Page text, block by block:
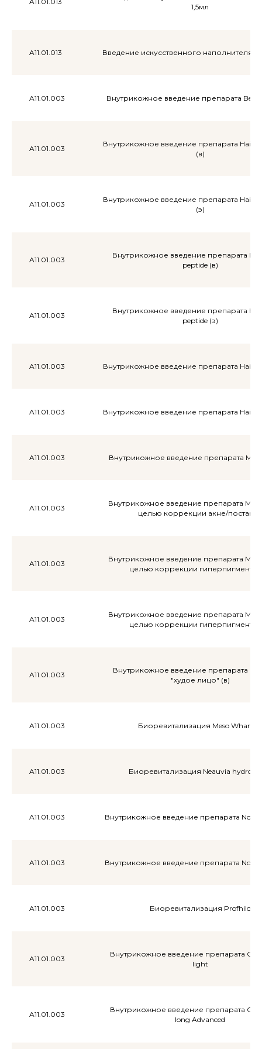
1,5мл
A11.01.013 Введение искусственного наполнителя
A11.01.003 Внутрикожное введение препарата
A11.01.003
Внутрикожное введение препарата Hair X
(в)
A11.01.003
Внутрикожное введение препарата Hair X
(э)
A11.01.003
Внутрикожное введение препарата
peptide (в)
A11.01.003
Внутрикожное введение препарата
peptide (э)
A11.01.003 Внутрикожное введение препарата Hair X
A11.01.003 Внутрикожное введение препарата Hair X
A11.01.003 Внутрикожное введение препарата
A11.01.003
Внутрикожное введение препарата
целью коррекции акне/постакне
A11.01.003
Внутрикожное введение препарата
целью коррекции
A11.01.003
Внутрикожное введение препарата
целью коррекции
A11.01.003
Внутрикожное введение препарата
"худое лицо" (в)
A11.01.003 Биоревитализация Meso Wharton
A11.01.003 Биоревитализация Neauvia hydro
A11.01.003 Внутрикожное введение препарата
A11.01.003 Внутрикожное введение препарата
A11.01.003 Биоревитализация Profhilo
A11.01.003
Внутрикожное введение препарата
light
A11.01.003
Внутрикожное введение препарата
long Advanced
Другие
Акции